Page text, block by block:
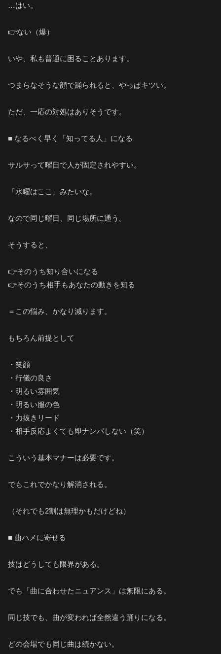
…はい。
👉ない（爆）
いや、私も普通に困ることあります。
つまらなそうな顔で踊られると、やっぱキツい。
ただ、一応の対処はありそうです。
■ なるべく早く「知ってる人」になる
サルサって曜日で人が固定されやすい。
「水曜はここ」みたいな。
なので同じ曜日、同じ場所に通う。
そうすると、
👉そのうち知り合いになる
👉そのうち相手もあなたの動きを知る
＝この悩み、かなり減ります。
もちろん前提として
・笑顔
・行儀の良さ
・明るい雰囲気
・明るい服の色
・力抜きリード
・相手反応よくても即ナンパしない（笑）
こういう基本マナーは必要です。
でもこれでかなり解消される。
（それでも2割は無理かもだけどね）
■ 曲ハメに寄せる
技はどうしても限界がある。
でも「曲に合わせたニュアンス」は無限にある。
同じ技でも、曲が変われば全然違う踊りになる。
どの会場でも同じ曲は続かない。